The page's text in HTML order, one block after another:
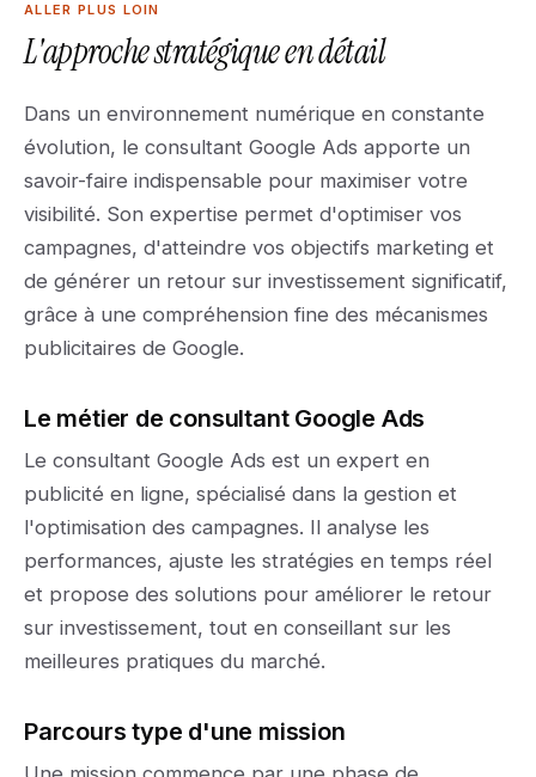
ALLER PLUS LOIN
L'approche stratégique en détail
Dans un environnement numérique en constante
évolution, le consultant Google Ads apporte un
savoir-faire indispensable pour maximiser votre
visibilité. Son expertise permet d'optimiser vos
campagnes, d'atteindre vos objectifs marketing et
de générer un retour sur investissement significatif,
grâce à une compréhension fine des mécanismes
publicitaires de Google.
Le métier de consultant Google Ads
Le consultant Google Ads est un expert en
publicité en ligne, spécialisé dans la gestion et
l'optimisation des campagnes. Il analyse les
performances, ajuste les stratégies en temps réel
et propose des solutions pour améliorer le retour
sur investissement, tout en conseillant sur les
meilleures pratiques du marché.
Parcours type d'une mission